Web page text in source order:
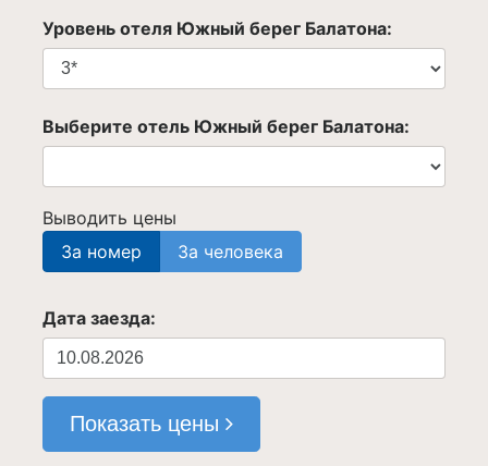
Уровень отеля Южный берег Балатона:
Выберите отель Южный берег Балатона:
Выводить цены
За номер
За человека
Дата заезда:
Показать цены